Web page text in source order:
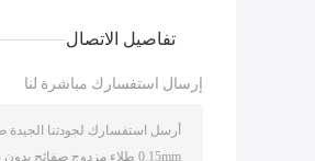
تفاصيل الاتصال
إرسال استفسارك مباشرة لنا